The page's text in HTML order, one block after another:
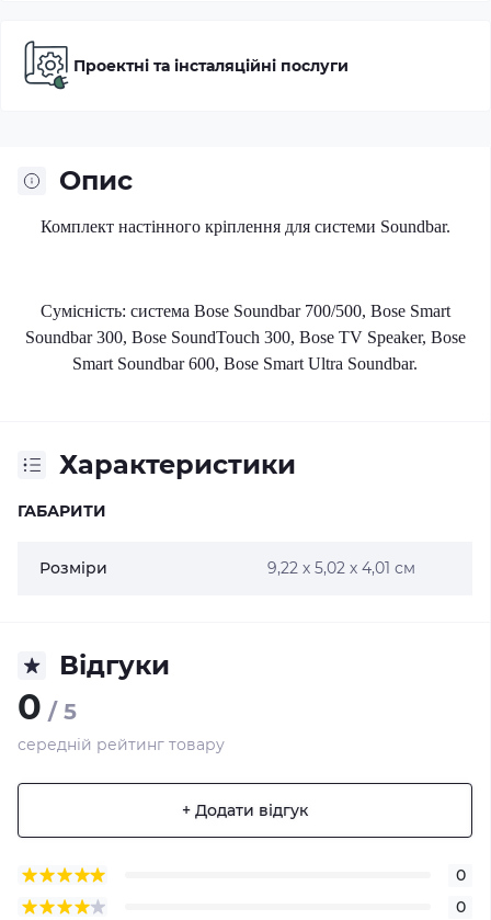
Проектні та інсталяційні послуги
Опис
Комплект настінного кріплення для системи Soundbar.
Сумісність: система Bose Soundbar 700/500, Bose Smart
Soundbar 300, Bose SoundTouch 300, Bose TV Speaker, Bose
Smart Soundbar 600, Bose Smart Ultra Soundbar.
Характеристики
ГАБАРИТИ
Розміри 9,22 х 5,02 х 4,01 см
Відгуки
0 / 5
середній рейтинг товару
+ Додати відгук
0
0